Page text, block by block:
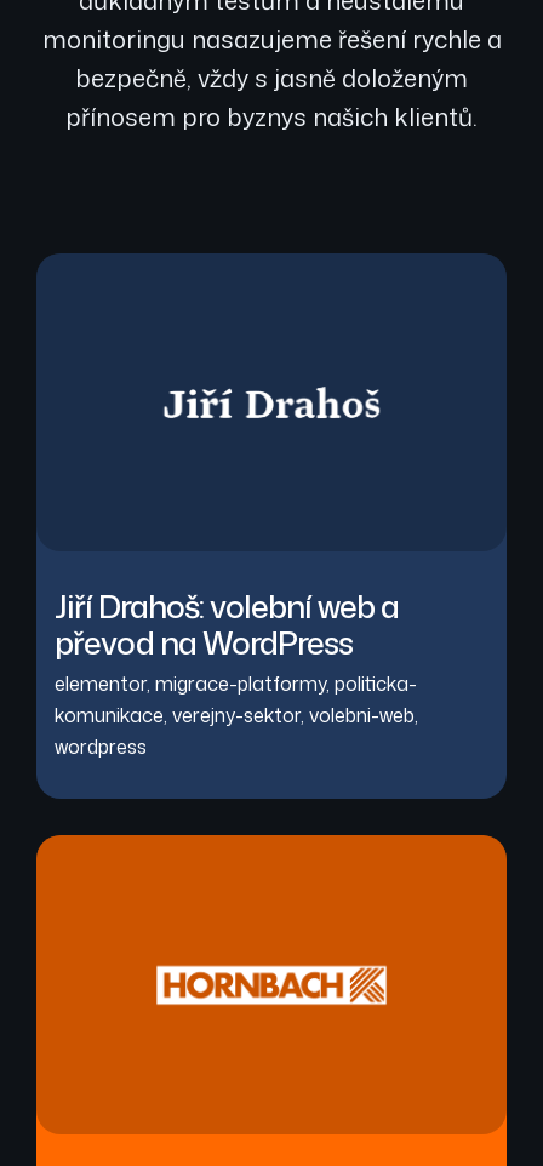
monitoringu nasazujeme řešení rychle a
bezpečně, vždy s jasně doloženým
přínosem pro byznys našich klientů.
Jiří Drahoš: volební web a
převod na WordPress
elementor, migrace-platformy, politicka-
komunikace, verejny-sektor, volebni-web,
wordpress